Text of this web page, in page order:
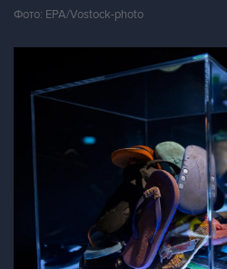
Фото: EPA/Vostock-photo